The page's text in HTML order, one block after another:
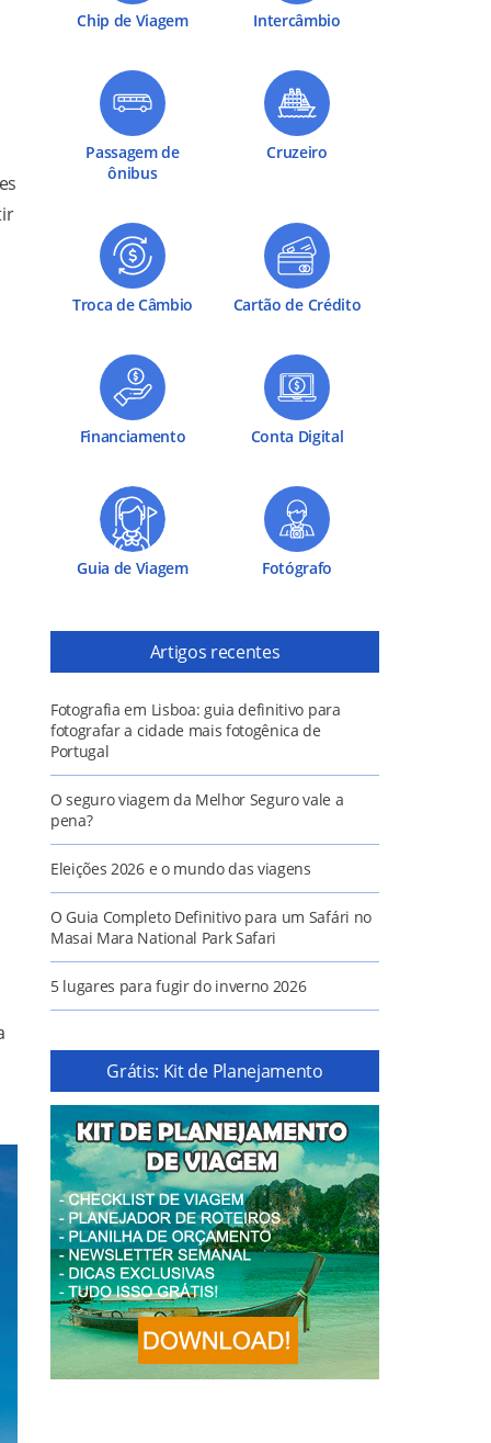
Chip de Viagem Intercâmbio
Passagem de
ônibus
Cruzeiro
Troca de Câmbio Cartão de Crédito
Financiamento Conta Digital
Guia de Viagem Fotógrafo
Artigos recentes
Fotografia em Lisboa: guia definitivo para
fotografar a cidade mais fotogênica de
Portugal
O seguro viagem da Melhor Seguro vale a
pena?
Eleições 2026 e o mundo das viagens
O Guia Completo Definitivo para um Safári no
Masai Mara National Park Safari
5 lugares para fugir do inverno 2026
Grátis: Kit de Planejamento